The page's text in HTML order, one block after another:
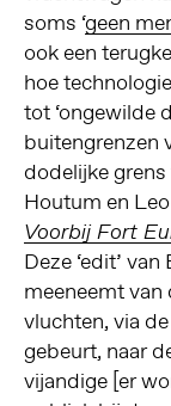
soms ‘geen
ook een
hoe
tot ‘ongewilde
buitengrenzen
dodelijke
Houtum en
Voorbij Fort
Deze ‘edit’
meeneemt van
vluchten, via
gebeurt, naar
vijandige [er